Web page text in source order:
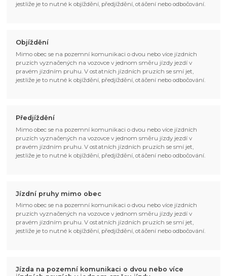
jestliže je to nutné k objíždění, předjíždění, otáčení nebo odbočování.
Objíždění
Mimo obec se na pozemní komunikaci o dvou nebo více jízdních
pruzích vyznačených na vozovce v jednom směru jízdy jezdí v
pravém jízdním pruhu. V ostatních jízdních pruzích se smí jet,
jestliže je to nutné k objíždění, předjíždění, otáčení nebo odbočování.
Předjíždění
Mimo obec se na pozemní komunikaci o dvou nebo více jízdních
pruzích vyznačených na vozovce v jednom směru jízdy jezdí v
pravém jízdním pruhu. V ostatních jízdních pruzích se smí jet,
jestliže je to nutné k objíždění, předjíždění, otáčení nebo odbočování.
Jízdní pruhy mimo obec
Mimo obec se na pozemní komunikaci o dvou nebo více jízdních
pruzích vyznačených na vozovce v jednom směru jízdy jezdí v
pravém jízdním pruhu. V ostatních jízdních pruzích se smí jet,
jestliže je to nutné k objíždění, předjíždění, otáčení nebo odbočování.
Jízda na pozemní komunikaci o dvou nebo více